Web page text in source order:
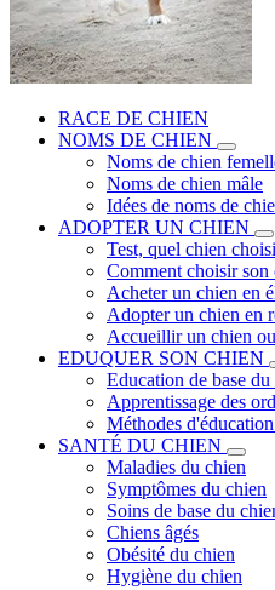
RACE DE CHIEN
NOMS DE CHIEN
Noms de chien
Noms de chien mâle
Idées de noms de
ADOPTER UN CHIEN
Test, quel chien
Comment choisir son
Acheter un chien en
Adopter un chien en
Accueillir un chien
EDUQUER SON CHIEN
Education de base du
Apprentissage des
Méthodes
SANTÉ DU CHIEN
Maladies du chien
Symptômes du chien
Soins de base du
Chiens âgés
Obésité du chien
Hygiène du chien